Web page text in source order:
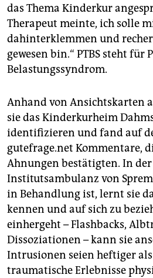
das Thema Kinderkur
Therapeut meinte, ich solle
dahinterklemmen und
gewesen bin.“ PTBS steht für
Belastungssyndrom.
Anhand von Ansichtskarten
sie das Kinderkurheim
identifizieren und fand auf
gutefrage.net Kommentare,
Ahnungen bestätigten. In
Instituts­ambulanz von
in Behandlung ist, lernt sie
kennen und auf sich zu
einhergeht – Flashbacks,
Dissoziationen – kann sie
Intrusionen seien heftiger
traumatische Erlebnisse